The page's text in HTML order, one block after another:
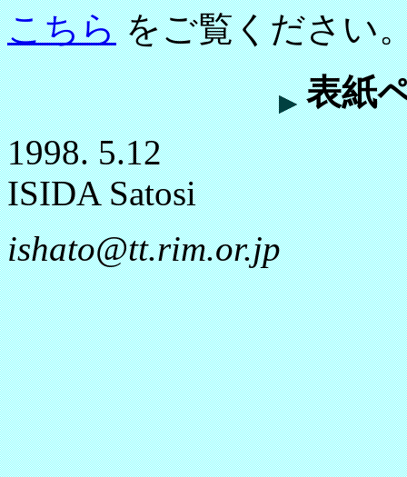
こちらをご覧ください
表紙
1998. 5.12
ISIDA Satosi
ishato@tt.rim.or.jp